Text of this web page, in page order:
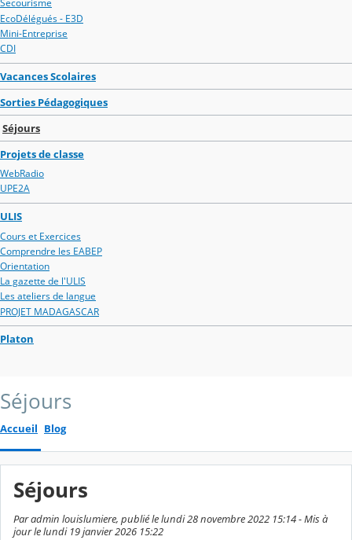
Secourisme
EcoDélégués - E3D
Mini-Entreprise
CDI
Vacances Scolaires
Sorties Pédagogiques
Séjours
Projets de classe
WebRadio
UPE2A
ULIS
Cours et Exercices
Comprendre les EABEP
Orientation
La gazette de l'ULIS
Les ateliers de langue
PROJET MADAGASCAR
Platon
Séjours
Accueil Blog
Séjours
Par admin louislumiere, publié le lundi 28 novembre 2022 15:14 - Mis à
jour le lundi 19 janvier 2026 15:22